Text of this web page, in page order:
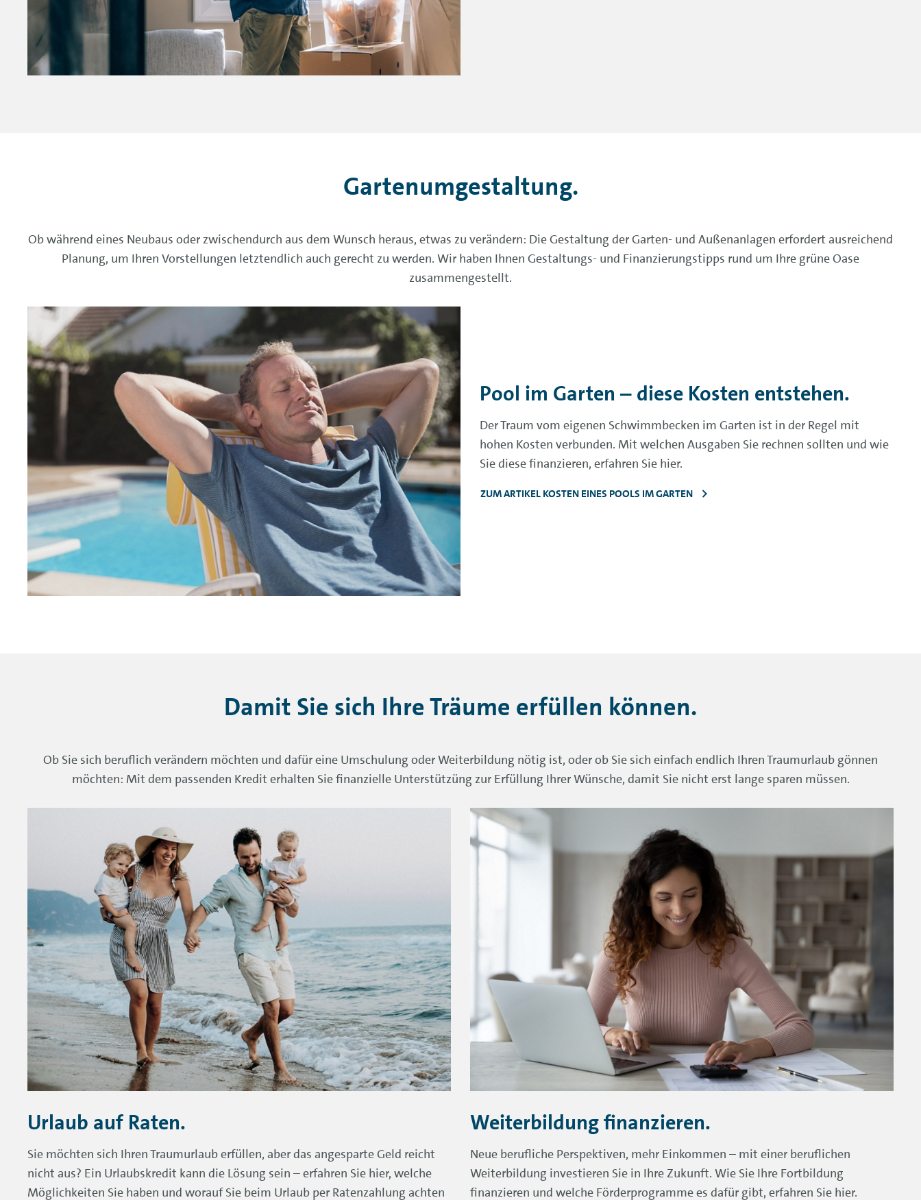
Gartenumgestaltung.
Ob während eines Neubaus oder zwischendurch aus dem Wunsch heraus, etwas zu verändern: Die Gestaltung der Garten- und Außenanlagen erfordert ausreichend
Planung, um Ihren Vorstellungen letztendlich auch gerecht zu werden. Wir haben Ihnen Gestaltungs- und Finanzierungstipps rund um Ihre grüne Oase
zusammengestellt.
Pool im Garten – diese Kosten entstehen.
Der Traum vom eigenen Schwimmbecken im Garten ist in der Regel mit
hohen Kosten verbunden. Mit welchen Ausgaben Sie rechnen sollten und wie
Sie diese finanzieren, erfahren Sie hier.
ZUM ARTIKEL KOSTEN EINES POOLS IM GARTEN
Damit Sie sich Ihre Träume erfüllen können.
Ob Sie sich beruflich verändern möchten und dafür eine Umschulung oder Weiterbildung nötig ist, oder ob Sie sich einfach endlich Ihren Traumurlaub gönnen
möchten: Mit dem passenden Kredit erhalten Sie finanzielle Unterstützüng zur Erfüllung Ihrer Wünsche, damit Sie nicht erst lange sparen müssen.
Urlaub auf Raten.
Sie möchten sich Ihren Traumurlaub erfüllen, aber das angesparte Geld reicht
nicht aus? Ein Urlaubskredit kann die Lösung sein – erfahren Sie hier, welche
Möglichkeiten Sie haben und worauf Sie beim Urlaub per Ratenzahlung achten
Weiterbildung finanzieren.
Neue berufliche Perspektiven, mehr Einkommen – mit einer beruflichen
Weiterbildung investieren Sie in Ihre Zukunft. Wie Sie Ihre Fortbildung
finanzieren und welche Förderprogramme es dafür gibt, erfahren Sie hier.